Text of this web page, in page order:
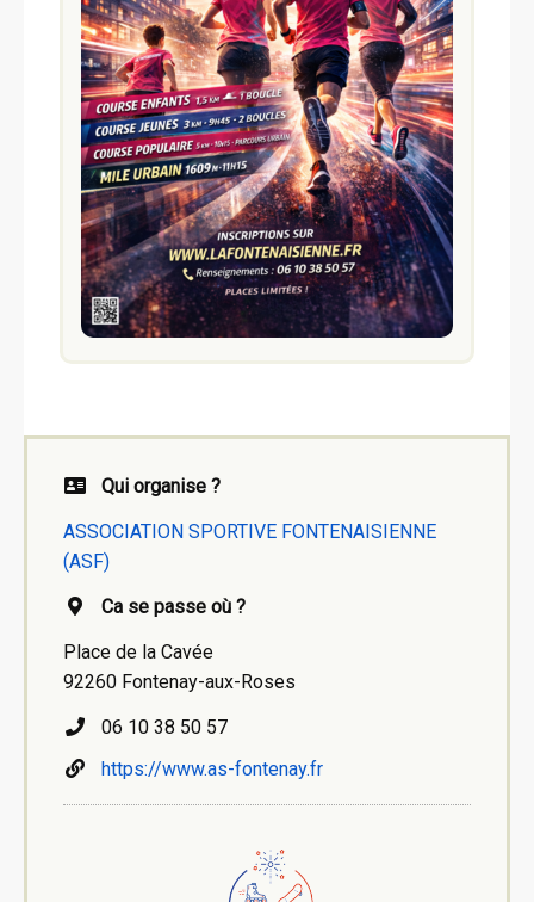
Qui organise ?
ASSOCIATION SPORTIVE FONTENAISIENNE
(ASF)
Ca se passe où ?
Place de la Cavée
92260 Fontenay-aux-Roses
06 10 38 50 57
https://www.as-fontenay.fr